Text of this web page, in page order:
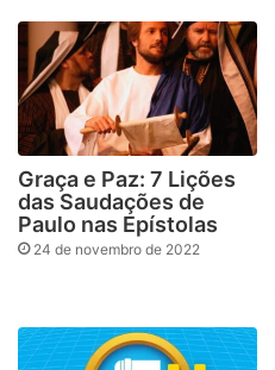
Graça e Paz: 7 Lições
das Saudações de
Paulo nas Epístolas
24 de novembro de 2022